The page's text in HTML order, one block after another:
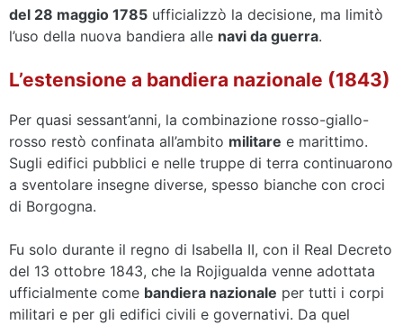
del 28 maggio 1785 ufficializzò la decisione, ma limitò
l’uso della nuova bandiera alle navi da guerra.
L’estensione a bandiera nazionale (1843)
Per quasi sessant’anni, la combinazione rosso-giallo-
rosso restò confinata all’ambito militare e marittimo.
Sugli edifici pubblici e nelle truppe di terra continuarono
a sventolare insegne diverse, spesso bianche con croci
di Borgogna.
Fu solo durante il regno di Isabella II, con il Real Decreto
del 13 ottobre 1843, che la Rojigualda venne adottata
ufficialmente come bandiera nazionale per tutti i corpi
militari e per gli edifici civili e governativi. Da quel